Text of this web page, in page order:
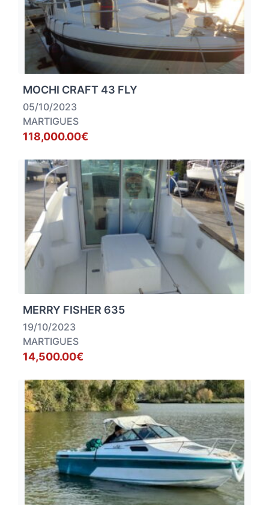
MOCHI CRAFT 43 FLY
05/10/2023
MARTIGUES
118,000.00€
MERRY FISHER 635
19/10/2023
MARTIGUES
14,500.00€